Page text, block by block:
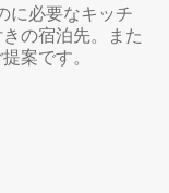
に必要なキッチ
の宿泊先。また
案です。